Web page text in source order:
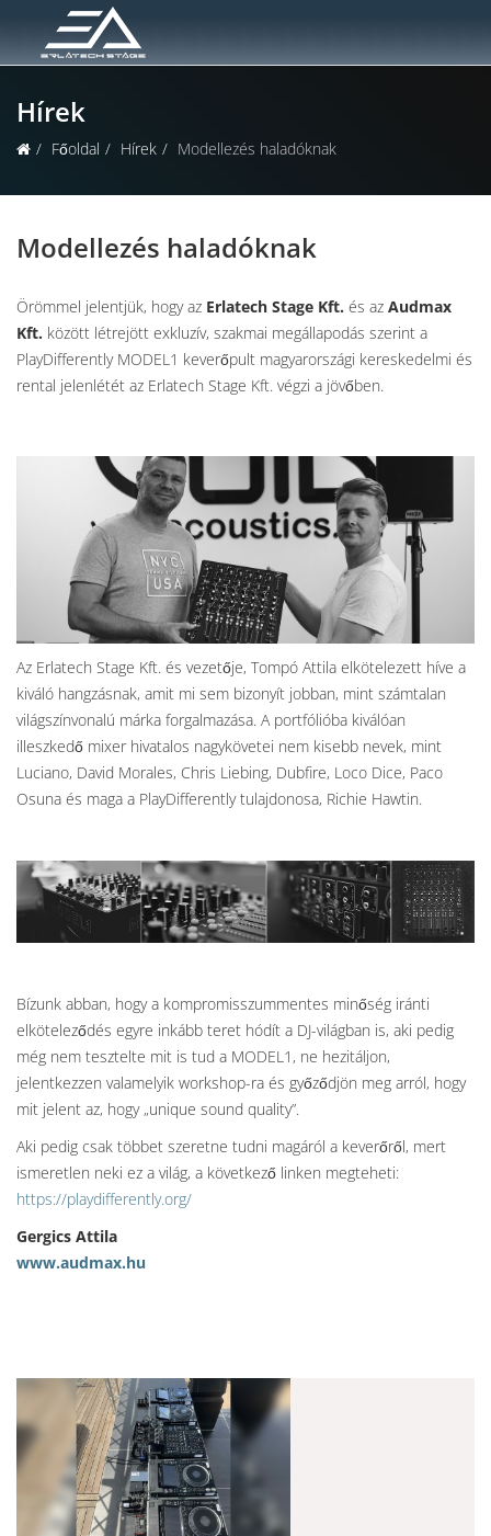
Hírek
Főoldal Hírek Modellezés haladóknak
Modellezés haladóknak
Örömmel jelentjük, hogy az Erlatech Stage Kft. és az Audmax
Kft. között létrejött exkluzív, szakmai megállapodás szerint a
PlayDifferently MODEL1 keverőpult magyarországi kereskedelmi és
rental jelenlétét az Erlatech Stage Kft. végzi a jövőben.
Az Erlatech Stage Kft. és vezetője, Tompó Attila elkötelezett híve a
kiváló hangzásnak, amit mi sem bizonyít jobban, mint számtalan
világszínvonalú márka forgalmazása. A portfólióba kiválóan
illeszkedő mixer hivatalos nagykövetei nem kisebb nevek, mint
Luciano, David Morales, Chris Liebing, Dubfire, Loco Dice, Paco
Osuna és maga a PlayDifferently tulajdonosa, Richie Hawtin.
Bízunk abban, hogy a kompromisszummentes minőség iránti
elköteleződés egyre inkább teret hódít a DJ-világban is, aki pedig
még nem tesztelte mit is tud a MODEL1, ne hezitáljon,
jelentkezzen valamelyik workshop-ra és győződjön meg arról, hogy
mit jelent az, hogy „unique sound quality”.
Aki pedig csak többet szeretne tudni magáról a keverőről, mert
ismeretlen neki ez a világ, a következő linken megteheti:
https://playdifferently.org/
Gergics Attila
www.audmax.hu